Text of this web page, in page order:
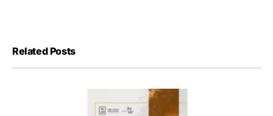
Related Posts